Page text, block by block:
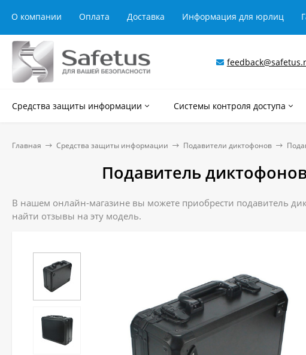
О компании Оплата Доставка Информация для юрлиц
Средства защиты информации Системы контроля доступа
Главная Средства защиты информации Подавители диктофонов
Подавитель
В нашем онлайн-магазине вы можете приобрести подавитель
найти отзывы на эту модель.